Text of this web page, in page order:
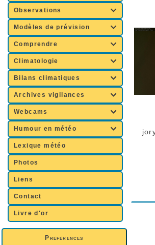
Observations 
Modèles de prévision 
Comprendre 
Climatologie 
Bilans climatiques 
Archives vigilances 
Webcams 
Humour en météo 
Lexique météo
Photos
Liens
Contact
Livre d'or
Préférences